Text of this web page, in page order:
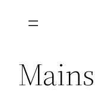
Mains